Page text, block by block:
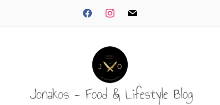
facebookinstagrammail